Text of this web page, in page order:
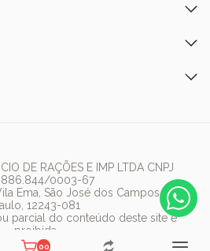
DE RAÇÕES E IMP LTDA CNPJ
0003-67
Ema, São José dos Campos, São
12243-081
parcial do conteúdo deste site é
proibida.
- Todos os direitos reservados.
00